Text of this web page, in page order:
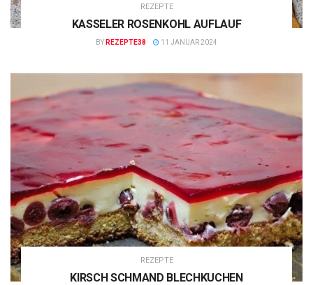
REZEPTE
KASSELER ROSENKOHL AUFLAUF
BY REZEPTE38 11 JANUAR 2024
REZEPTE
KIRSCH SCHMAND BLECHKUCHEN